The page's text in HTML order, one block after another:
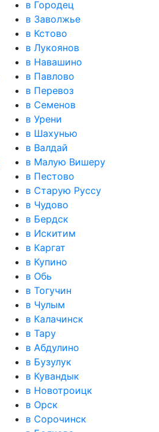
в Городец
в Заволжье
в Кстово
в Лукоянов
в Навашино
в Павлово
в Перевоз
в Семенов
в Урени
в Шахунью
в Валдай
в Малую Вишеру
в Пестово
в Старую Руссу
в Чудово
в Бердск
в Искитим
в Каргат
в Купино
в Обь
в Тогучин
в Чулым
в Калачинск
в Тару
в Абдулино
в Бузулук
в Кувандык
в Новотроицк
в Орск
в Сорочинск